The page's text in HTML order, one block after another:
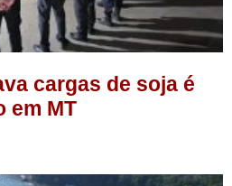
cargas de soja é
em MT